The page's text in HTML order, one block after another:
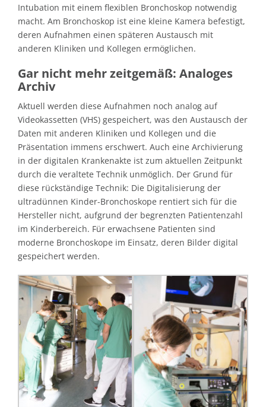
Intubation mit einem flexiblen Bronchoskop notwendig
macht. Am Bronchoskop ist eine kleine Kamera befestigt,
deren Aufnahmen einen späteren Austausch mit
anderen Kliniken und Kollegen ermöglichen.
Gar nicht mehr zeitgemäß: Analoges
Archiv
Aktuell werden diese Aufnahmen noch analog auf
Videokassetten (VHS) gespeichert, was den Austausch der
Daten mit anderen Kliniken und Kollegen und die
Präsentation immens erschwert. Auch eine Archivierung
in der digitalen Krankenakte ist zum aktuellen Zeitpunkt
durch die veraltete Technik unmöglich. Der Grund für
diese rückständige Technik: Die Digitalisierung der
ultradünnen Kinder-Bronchoskope rentiert sich für die
Hersteller nicht, aufgrund der begrenzten Patientenzahl
im Kinderbereich. Für erwachsene Patienten sind
moderne Bronchoskope im Einsatz, deren Bilder digital
gespeichert werden.